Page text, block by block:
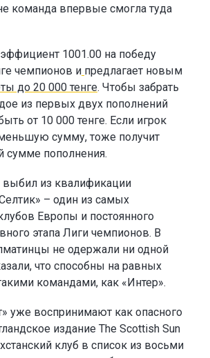
команда впервые смогла туда
1001.00 на победу
чемпионов и предлагает новым
до 20 000 тенге. Чтобы забрать
из первых двух пополнений
от 10 000 тенге. Если игрок
сумму, тоже получит
сумме пополнения.
выбил из квалификации
– один из самых
Европы и постоянного
этапа Лиги чемпионов. В
не одержали ни одной
что способны на равных
командами, как «Интер».
уже воспринимают как опасного
издание The Scottish Sun
клуб в список из восьми